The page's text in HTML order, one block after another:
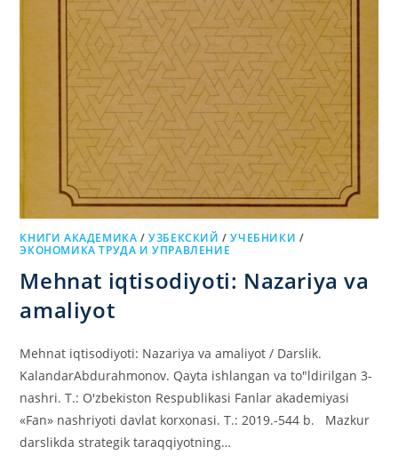
КНИГИ АКАДЕМИКА /УЗБЕКСКИЙ /УЧЕБНИКИ /
ЭКОНОМИКА ТРУДА И УПРАВЛЕНИЕ
Mehnat iqtisodiyoti: Nazariya va
amaliyot
Mehnat iqtisodiyoti: Nazariya va amaliyot / Darslik.
KalandarAbdurahmonov. Qayta ishlangan va to"ldirilgan 3-
nashri. Т.: O'zbekiston Respublikasi Fanlar akademiyasi
«Fan» nashriyoti davlat korxonasi. T.: 2019.-544 b. Mazkur
darslikda strategik taraqqiyotning…